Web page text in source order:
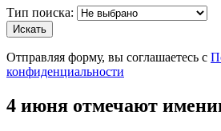
Тип поиска:
Искать
Отправляя форму, вы соглашаетесь с
конфиденциальности
4 июня отмечают